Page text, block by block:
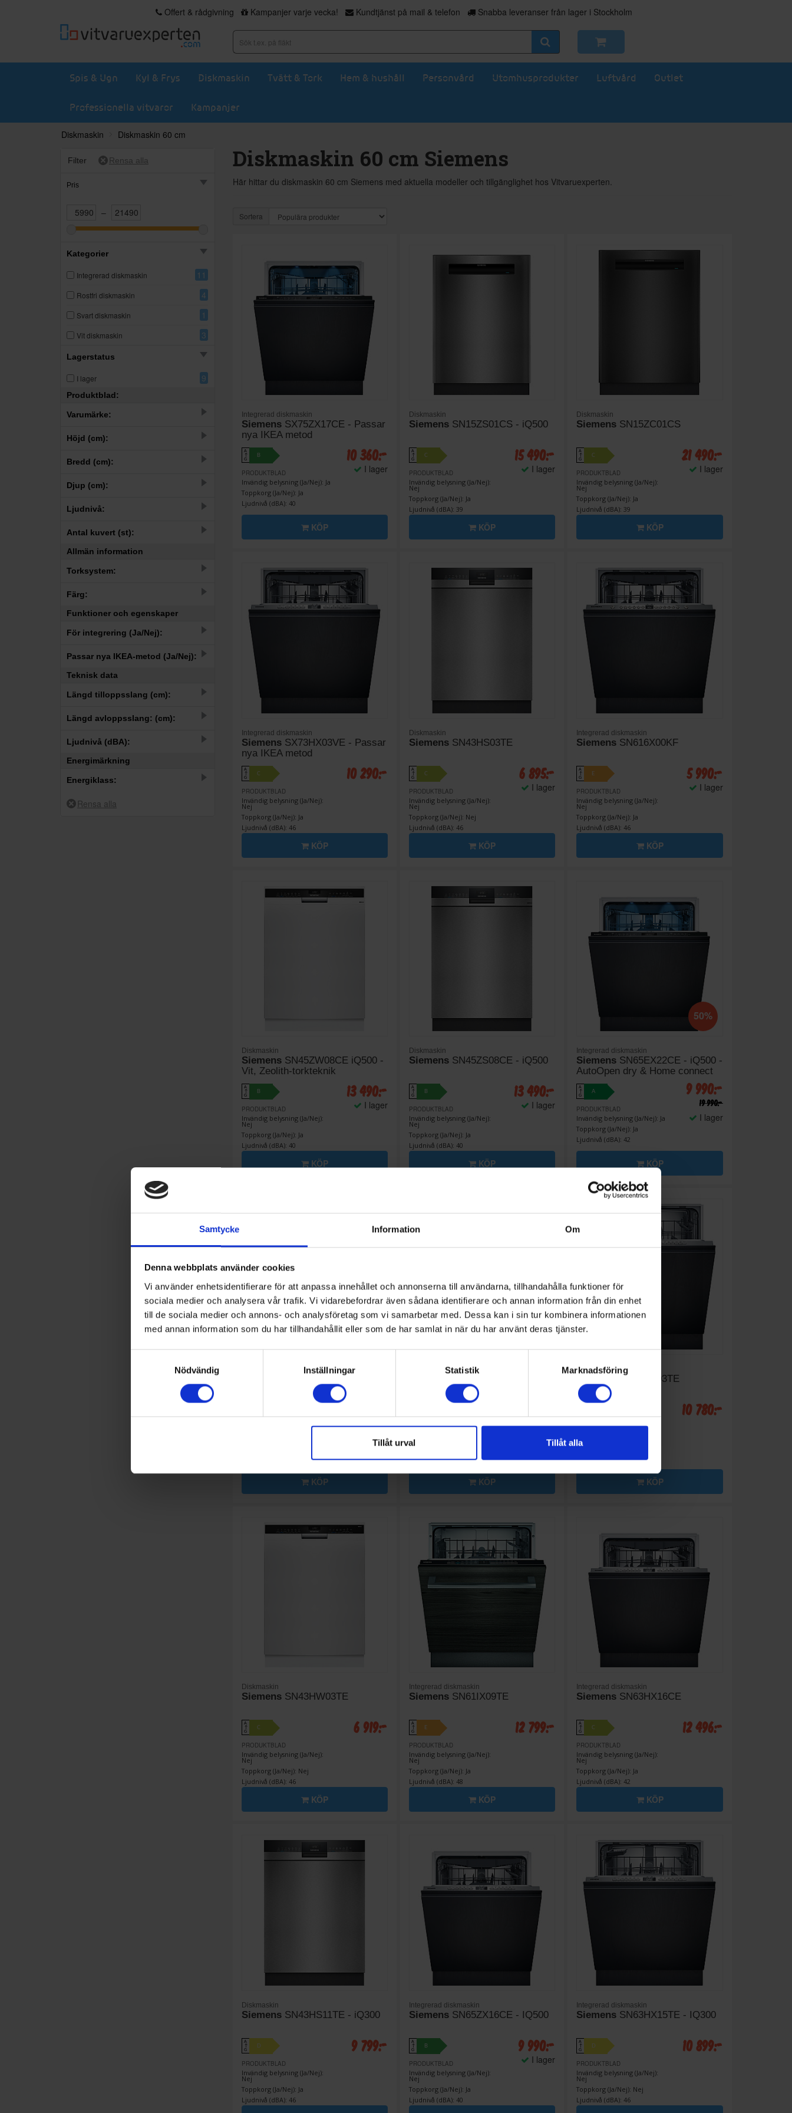
Samtycke Information Om
Denna webbplats använder cookies
Vi använder enhetsidentifierare för att anpassa innehållet och annonserna till användarna, tillhandahålla funktioner för
sociala medier och analysera vår trafik. Vi vidarebefordrar även sådana identifierare och annan information från din enhet
till de sociala medier och annons- och analysföretag som vi samarbetar med. Dessa kan i sin tur kombinera informationen
med annan information som du har tillhandahållit eller som de har samlat in när du har använt deras tjänster.
Nödvändig
Inställningar Statistik Marknadsföring
Tillåt urval Tillåt alla
Offert & rådgivning Kampanjer varje vecka! Kundtjänst på mail & telefon Snabba leveranser från lager i Stockholm
Spis & Ugn Kyl & Frys Diskmaskin Tvätt & Tork Hem & hushåll Personvård Utomhusprodukter Luftvård Outlet
Professionella vitvaror Kampanjer
Diskmaskin Diskmaskin 60 cm
Filter
Pris
–
Kategorier
Integrerad diskmaskin 11
Rostfri diskmaskin 4
Svart diskmaskin 1
Vit diskmaskin 3
Lagerstatus
I lager 9
Produktblad:
Varumärke:
Siemens 19
Höjd (cm):
–
Bredd (cm):
–
Djup (cm):
–
Ljudnivå:
–
39 40 41 42 43
Antal kuvert (st):
–
Allmän information
Torksystem:
Automatisk lucköppning 1
Egenvärme
Värmeväxlare 10
7
Färg:
Black inox
Integrerad 11
Rostfri 4
Vit
Funktioner och egenskaper
För integrering (Ja/Nej):
Ja 11
Nej
Passar nya IKEA-metod (Ja/Nej):
Ja
Nej 8
Teknisk data
Längd tilloppsslang (cm):
–
140 160
Längd avloppsslang: (cm):
–
190
Ljudnivå (dBA):
–
Energimärkning
Energiklass:
A
Diskmaskin 60 cm Siemens
Här hittar du diskmaskin 60 cm Siemens med aktuella modeller och tillgänglighet hos Vitvaruexperten.
Sortera
Integrerad diskmaskin
SiemensSX75ZX17CE - Passar
nya IKEA metod
A
↑
G
B
PRODUKTBLAD
Invändig belysning (Ja/Nej): Ja
Toppkorg (Ja/Nej): Ja
Ljudnivå (dBA): 40
10 360:-
I lager
KÖP
Diskmaskin
SiemensSN15ZS01CS - iQ500
A
↑
G
C
PRODUKTBLAD
Invändig belysning (Ja/Nej):
Nej
Toppkorg (Ja/Nej): Ja
Ljudnivå (dBA): 39
15 490:-
I lager
KÖP
Diskmaskin
Siemens SN15ZC01CS
A
↑
G
C
PRODUKTBLAD
Invändig belysning (Ja/Nej):
Nej
Toppkorg (Ja/Nej): Ja
Ljudnivå (dBA): 39
21 490:-
I lager
KÖP
Integrerad diskmaskin
SiemensSX73HX03VE - Passar
nya IKEA metod
A
↑
G
C
PRODUKTBLAD
Invändig belysning (Ja/Nej):
Nej
Toppkorg (Ja/Nej): Ja
Ljudnivå (dBA): 46
10 290:-
KÖP
Diskmaskin
SiemensSN43HS03TE
A
↑
G
C
PRODUKTBLAD
Invändig belysning (Ja/Nej):
Nej
Toppkorg (Ja/Nej): Nej
Ljudnivå (dBA): 46
6 895:-
I lager
KÖP
Integrerad diskmaskin
Siemens SN616X00KF
A
↑
G
E
PRODUKTBLAD
Invändig belysning (Ja/Nej):
Nej
Toppkorg (Ja/Nej): Ja
Ljudnivå (dBA): 46
5 990:-
I lager
KÖP
Diskmaskin
SiemensSN45ZW08CE iQ500 -
Vit, Zeolith-torkteknik
A
↑
G
B
PRODUKTBLAD
Invändig belysning (Ja/Nej):
Nej
Toppkorg (Ja/Nej): Ja
Ljudnivå (dBA): 40
13 490:-
I lager
KÖP
Diskmaskin
SiemensSN45ZS08CE - iQ500
A
↑
G
B
PRODUKTBLAD
Invändig belysning (Ja/Nej):
Nej
Toppkorg (Ja/Nej): Ja
Ljudnivå (dBA): 40
13 490:-
I lager
KÖP
50%
Integrerad diskmaskin
Siemens SN65EX22CE - iQ500 -
AutoOpen dry & Home connect
A
↑
G
A
PRODUKTBLAD
Invändig belysning (Ja/Nej): Ja
Toppkorg (Ja/Nej): Ja
Ljudnivå (dBA): 42
9 990:-
19 990:-
I lager
KÖP
Integrerad diskmaskin
SN63HX03TE
KÖP
Diskmaskin
PRODUKTBLAD
Nej
KÖP
Integrerad diskmaskin
SX63HX03TE
PRODUKTBLAD
Nej
10 780:-
KÖP
Diskmaskin
SiemensSN43HW03TE
A
↑
G
C
PRODUKTBLAD
Invändig belysning (Ja/Nej):
Nej
Toppkorg (Ja/Nej): Nej
Ljudnivå (dBA): 46
6 919:-
KÖP
Integrerad diskmaskin
SiemensSN61IX09TE
A
↑
G
E
PRODUKTBLAD
Invändig belysning (Ja/Nej):
Nej
Toppkorg (Ja/Nej): Ja
Ljudnivå (dBA): 48
12 799:-
KÖP
Integrerad diskmaskin
Siemens SN63HX16CE
A
↑
G
C
PRODUKTBLAD
Invändig belysning (Ja/Nej):
Nej
Toppkorg (Ja/Nej): Ja
Ljudnivå (dBA): 42
12 496:-
KÖP
Diskmaskin
SiemensSN43HS11TE - iQ300
A
↑
G
D
PRODUKTBLAD
Invändig belysning (Ja/Nej):
Nej
Toppkorg (Ja/Nej): Ja
Ljudnivå (dBA): 46
9 799:-
Integrerad diskmaskin
SiemensSN65ZX16CE - IQ500
A
↑
G
B
PRODUKTBLAD
Invändig belysning (Ja/Nej):
Nej
Toppkorg (Ja/Nej): Ja
Ljudnivå (dBA): 40
9 990:-
I lager
Integrerad diskmaskin
Siemens SN63HX15TE - IQ300
A
↑
G
D
PRODUKTBLAD
Invändig belysning (Ja/Nej):
Nej
Toppkorg (Ja/Nej): Nej
Ljudnivå (dBA): 46
10 899:-